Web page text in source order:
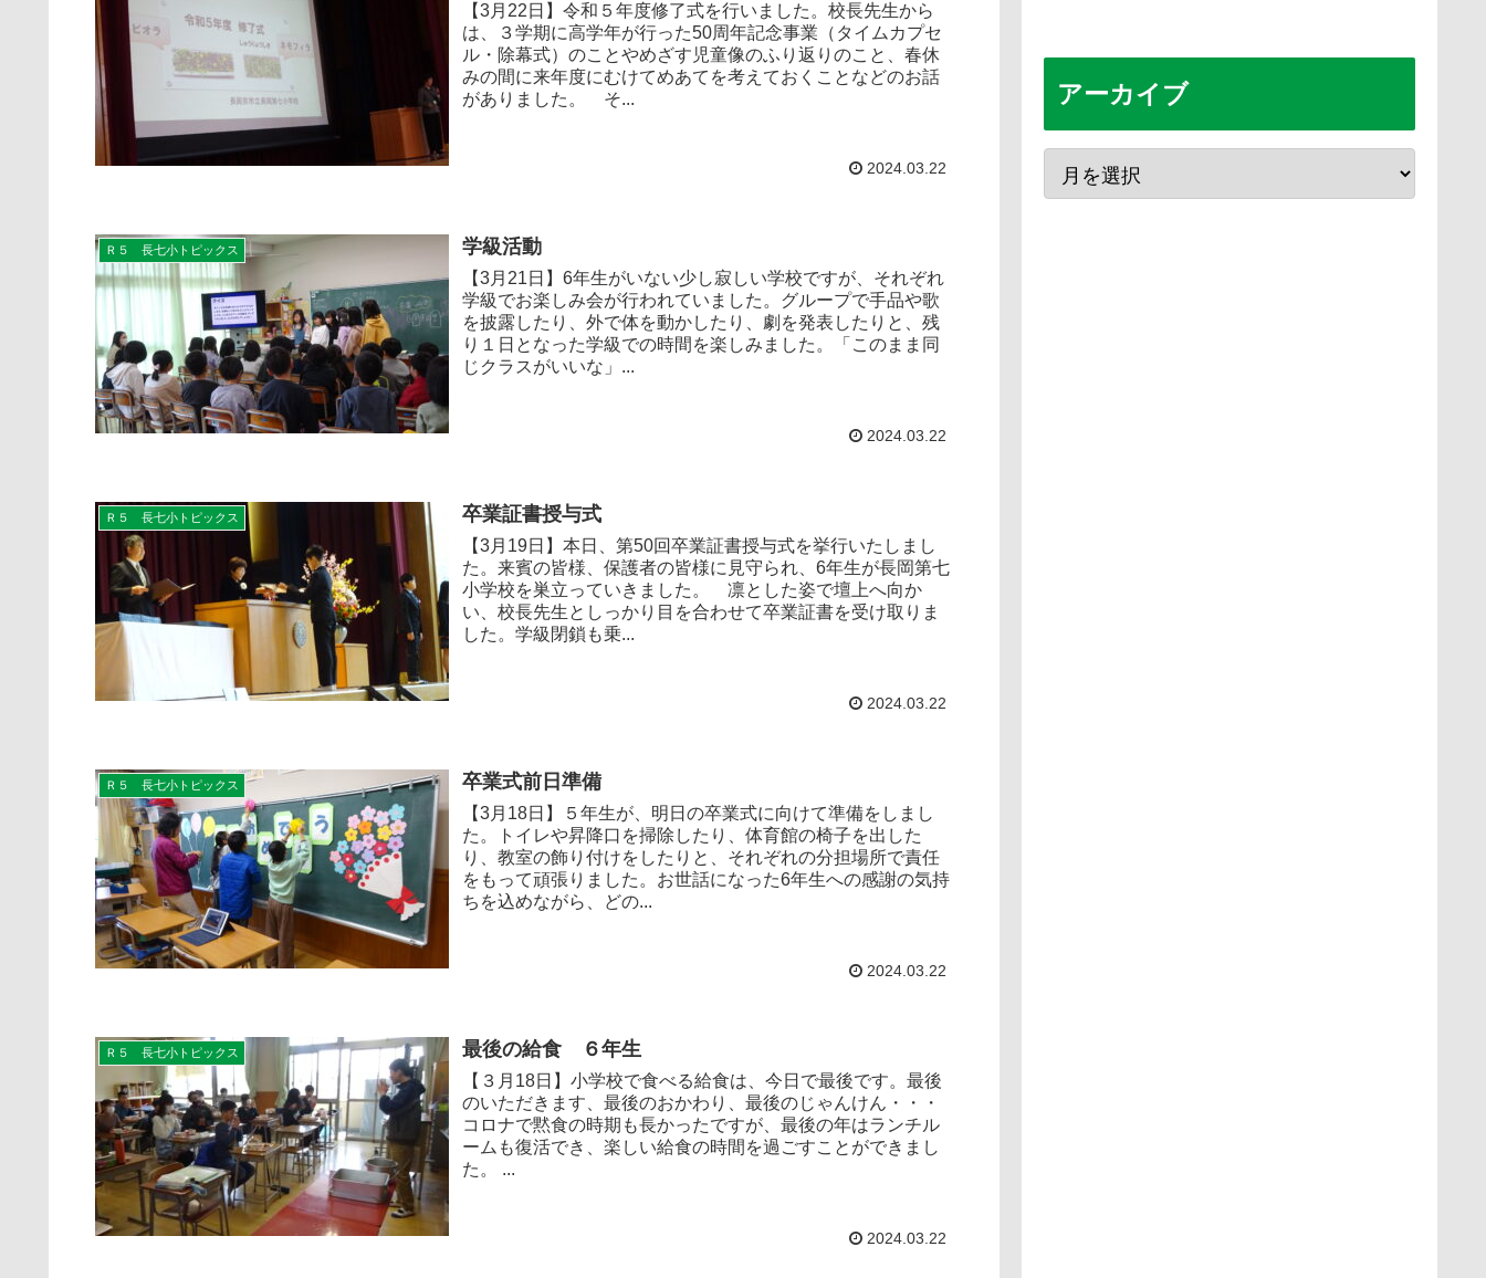
【3月22日】令和５年度修了式を行いました。校長先生から
は、３学期に高学年が行った50周年記念事業（タイムカプセ
ル・除幕式）のことやめざす児童像のふり返りのこと、春休
みの間に来年度にむけてめあてを考えておくことなどのお話
がありました。 そ...
2024.03.22
Ｒ５ 長七小トピックス 学級活動
【3月21日】6年生がいない少し寂しい学校ですが、それぞれ
学級でお楽しみ会が行われていました。グループで手品や歌
を披露したり、外で体を動かしたり、劇を発表したりと、残
り１日となった学級での時間を楽しみました。「このまま同
じクラスがいいな」...
2024.03.22
Ｒ５ 長七小トピックス 卒業証書授与式
【3月19日】本日、第50回卒業証書授与式を挙行いたしまし
た。来賓の皆様、保護者の皆様に見守られ、6年生が長岡第七
小学校を巣立っていきました。 凛とした姿で壇上へ向か
い、校長先生としっかり目を合わせて卒業証書を受け取りま
した。学級閉鎖も乗...
2024.03.22
Ｒ５ 長七小トピックス 卒業式前日準備
【3月18日】５年生が、明日の卒業式に向けて準備をしまし
た。トイレや昇降口を掃除したり、体育館の椅子を出した
り、教室の飾り付けをしたりと、それぞれの分担場所で責任
をもって頑張りました。お世話になった6年生への感謝の気持
ちを込めながら、どの...
2024.03.22
Ｒ５ 長七小トピックス 最後の給食 ６年生
【３月18日】小学校で食べる給食は、今日で最後です。最後
のいただきます、最後のおかわり、最後のじゃんけん・・・
コロナで黙食の時期も長かったですが、最後の年はランチル
ームも復活でき、楽しい給食の時間を過ごすことができまし
た。 ...
2024.03.22
アーカイブ